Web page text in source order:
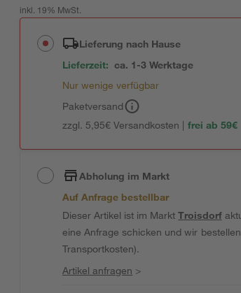
inkl. 19% MwSt.
Lieferung nach Hause
Lieferzeit: ca. 1-3 Werktage
Nur wenige verfügbar
Paketversand
zzgl. 5,95€ Versandkosten | frei ab 59€
Abholung im Markt
Auf Anfrage bestellbar
Dieser Artikel ist im MarktTroisdorf
eine Anfrage schicken und wir
Transportkosten).
Artikel anfragen >